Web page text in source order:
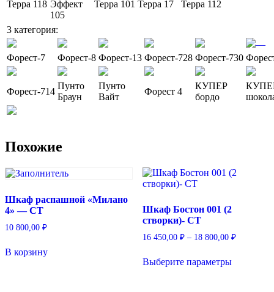
Терра 118 Эффект
105
Терра 101 Терра 17 Терра 112
3 категория:
—
Форест-7
Форест-8 Форест-13 Форест-728 Форест-730
Форест-714
Пунто
Браун
Пунто
Вайт
Форест 4
КУПЕР
бордо
Похожие
Шкаф распашной «Милано
4» — СТ
10 800,00 ₽
В корзину
Шкаф Бостон 001 (2
створки)- СТ
16 450,00 ₽ – 18 800,00 ₽Диапазон
Выберите параметрытовар